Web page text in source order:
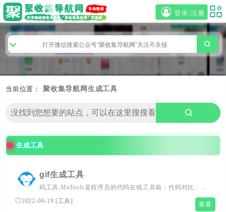
登录/注册
当前位置： 聚收集导航网 生成工具
生成工具
gif生成工具
码工具,MaTools是程序员的代码在线工具箱：代码对比、格
式化、压缩、加密解密、时间戳、二维码、在线API、
Crontab、正则表达式,还有js/h5/css3特效、技术好文、编程
2022-06-19 [工具] 查看